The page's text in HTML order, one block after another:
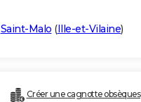
Saint-Malo (Ille-et-Vilaine)
Créer une cagnotte obsèques